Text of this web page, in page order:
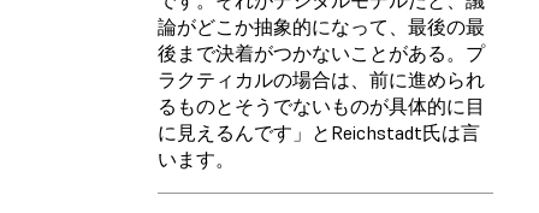
論がどこか抽象的になって、最後の最
後まで決着がつかないことがある。プ
ラクティカルの場合は、前に進められ
るものとそうでないものが具体的に目
に見えるんです」とReichstadt氏は言
います。